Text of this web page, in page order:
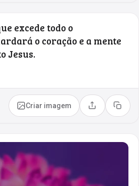
excede todo o
o coração e a mente
Jesus.
Criar imagem Compartilhar
Copiar